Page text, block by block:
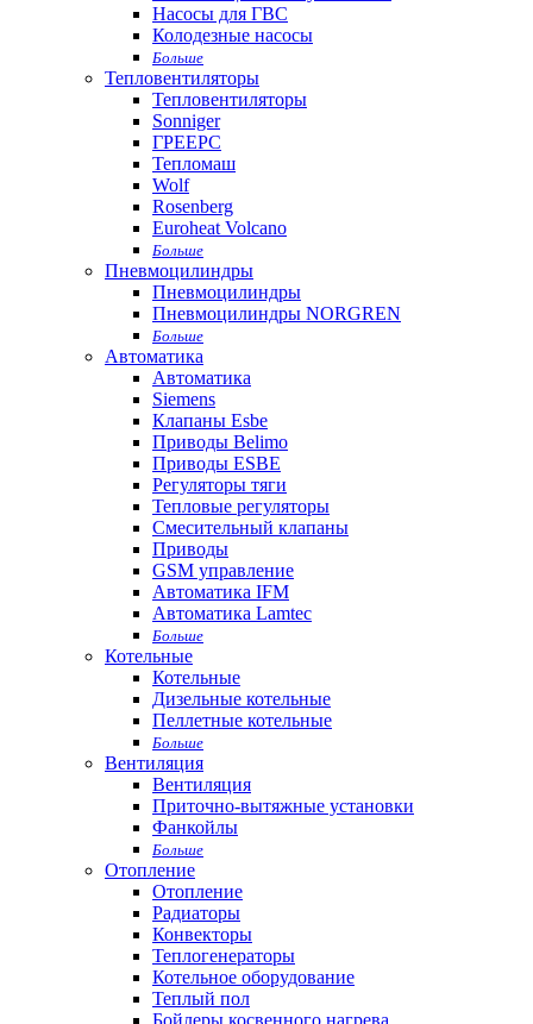
Насосы для ГВС
Колодезные насосы
Больше
Тепловентиляторы
Тепловентиляторы
Sonniger
ГРЕЕРС
Тепломаш
Wolf
Rosenberg
Euroheat Volcano
Больше
Пневмоцилиндры
Пневмоцилиндры
Пневмоцилиндры NORGREN
Больше
Автоматика
Автоматика
Siemens
Клапаны Esbe
Приводы Belimo
Приводы ESBE
Регуляторы тяги
Тепловые регуляторы
Cмесительный клапаны
Приводы
GSM управление
Автоматика IFM
Автоматика Lamtec
Больше
Котельные
Котельные
Дизельные котельные
Пеллетные котельные
Больше
Вентиляция
Вентиляция
Приточно-вытяжные установки
Фанкойлы
Больше
Отопление
Отопление
Радиаторы
Конвекторы
Теплогенераторы
Котельное оборудование
Теплый пол